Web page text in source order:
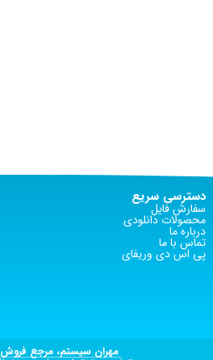
دسترسی سریع
سفارش فایل
محصولات دانلودی
درباره ما
تماس با ما
پی اس دی وریفای
مهران سیستم، مرجع فروش